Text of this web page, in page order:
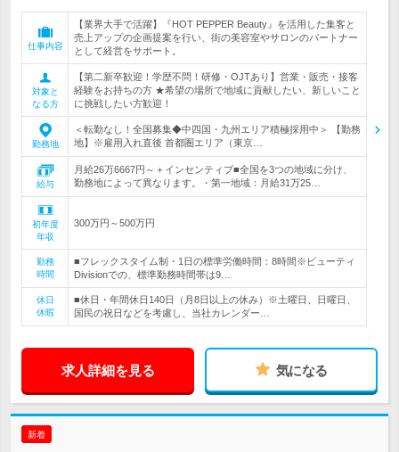
仕事内容
【業界大手で活躍】『HOT PEPPER Beauty』を活用した集客と
売上アップの企画提案を行い、街の美容室やサロンのパートナー
として経営をサポート。
対象と
なる方
【第二新卒歓迎！学歴不問！研修・OJTあり】営業・販売・接客
経験をお持ちの方 ★希望の場所で地域に貢献したい、新しいこと
に挑戦したい方歓迎！
勤務地
＜転勤なし！全国募集◆中四国・九州エリア積極採用中＞ 【勤務
地】※雇用入れ直後 首都圏エリア（東京…
給与
月給26万6667円～＋インセンティブ■全国を3つの地域に分け、
勤務地によって異なります。・第一地域：月給31万25…
初年度
年収
300万円～500万円
勤務
時間
■フレックスタイム制・1日の標準労働時間：8時間※ビューティ
Divisionでの、標準勤務時間帯は9…
休日
休暇
■休日・年間休日140日（月8日以上の休み）※土曜日、日曜日、
国民の祝日などを考慮し、当社カレンダー…
求人詳細を見る 気になる
新着